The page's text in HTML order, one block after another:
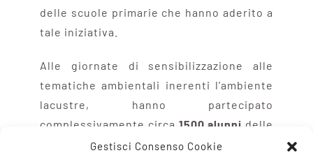
Gestisci Consenso Cookie
delle scuole primarie che hanno aderito a
tale iniziativa.
Alle giornate di sensibilizzazione alle
tematiche ambientali inerenti l’ambiente
lacustre, hanno partecipato
complessivamente circa 1500 alunni delle
scuole elementari dei Comuni rivieraschi